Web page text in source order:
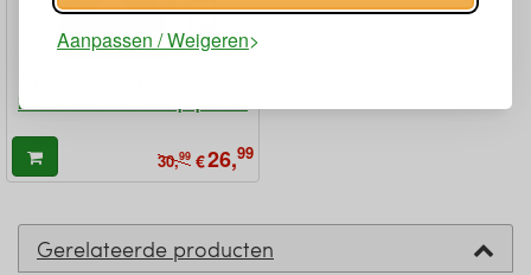
Aanpassen / Weigeren
Notitieboek van Steenpapier A5
30,99 €26,99
Gerelateerde producten